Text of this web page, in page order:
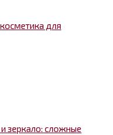
для
зеркало: сложные